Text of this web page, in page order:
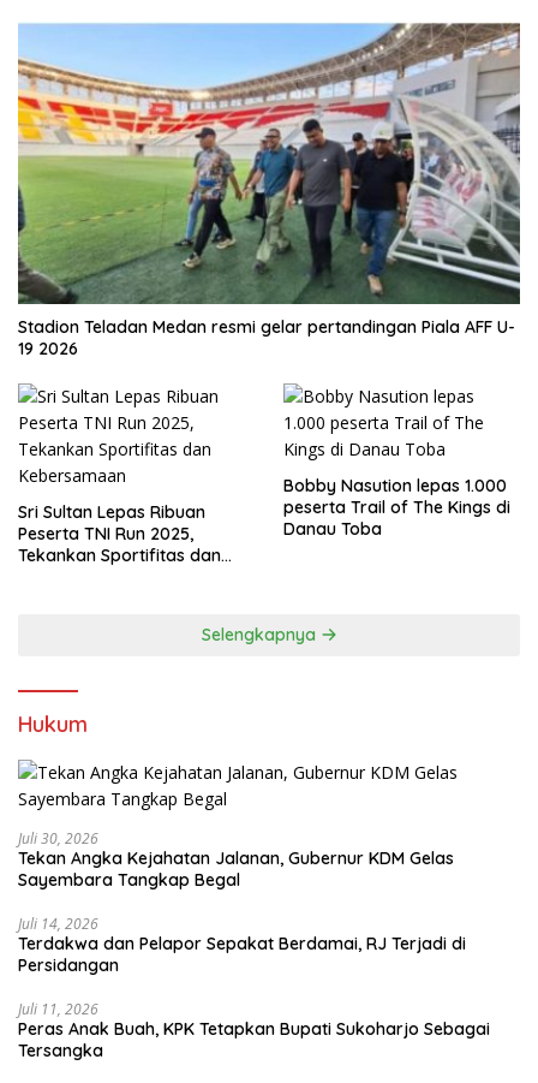
Stadion Teladan Medan resmi gelar pertandingan Piala AFF U-
19 2026
Sri Sultan Lepas Ribuan
Peserta TNI Run 2025,
Tekankan Sportifitas dan
Bobby Nasution lepas 1.000
peserta Trail of The Kings di
Danau Toba
Selengkapnya
Hukum
Juli 30, 2026
Tekan Angka Kejahatan Jalanan, Gubernur KDM Gelas
Sayembara Tangkap Begal
Juli 14, 2026
Terdakwa dan Pelapor Sepakat Berdamai, RJ Terjadi di
Persidangan
Juli 11, 2026
Peras Anak Buah, KPK Tetapkan Bupati Sukoharjo Sebagai
Tersangka